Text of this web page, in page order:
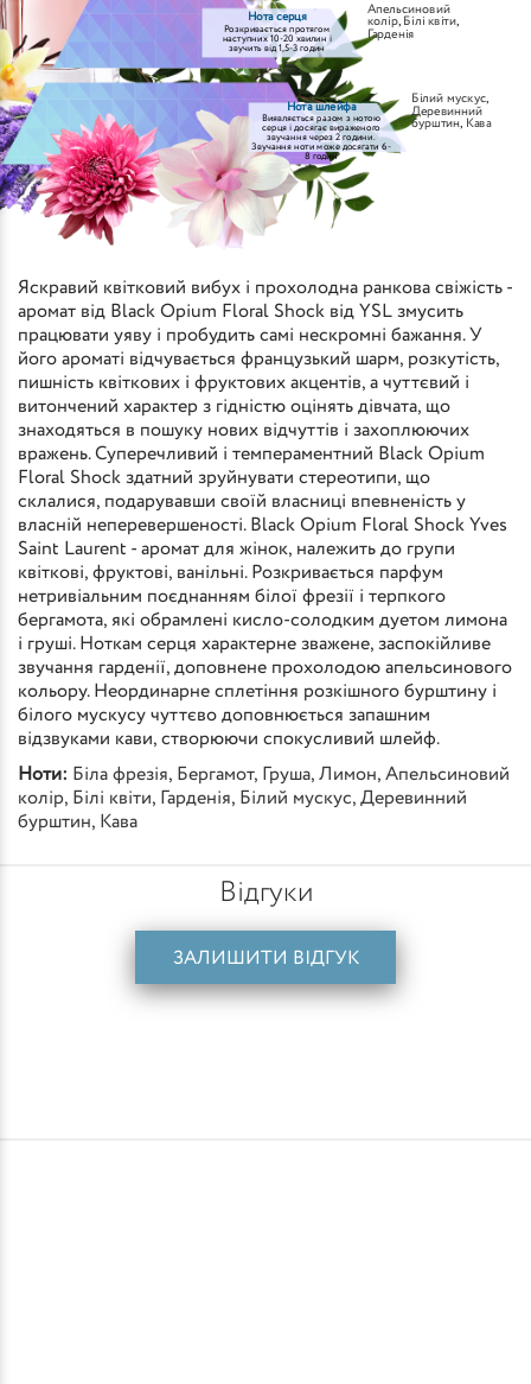
Нота серця
Розкривається протягом
наступних 10-20 хвилин і
звучить від 1,5-3 годин
Апельсиновий
колір, Білі квіти,
Гарденія
Нота шлейфа
Виявляється разом з нотою
серця і досягає вираженого
звучання через 2 години.
Звучання ноти може досягати 6-
8 годин
Білий мускус,
Деревинний
бурштин, Кава
Яскравий квітковий вибух і прохолодна ранкова свіжість -
аромат від Black Opium Floral Shock від YSL змусить
працювати уяву і пробудить самі нескромні бажання. У
його ароматі відчувається французький шарм, розкутість,
пишність квіткових і фруктових акцентів, а чуттєвий і
витончений характер з гідністю оцінять дівчата, що
знаходяться в пошуку нових відчуттів і захоплюючих
вражень. Суперечливий і темпераментний Black Opium
Floral Shock здатний зруйнувати стереотипи, що
склалися, подарувавши своїй власниці впевненість у
власній неперевершеності. Black Opium Floral Shock Yves
Saint Laurent - аромат для жінок, належить до групи
квіткові, фруктові, ванільні. Розкривається парфум
нетривіальним поєднанням білої фрезії і терпкого
бергамота, які обрамлені кисло-солодким дуетом лимона
і груші. Ноткам серця характерне зважене, заспокійливе
звучання гарденії, доповнене прохолодою апельсинового
кольору. Неординарне сплетіння розкішного бурштину і
білого мускусу чуттєво доповнюється запашним
відзвуками кави, створюючи спокусливий шлейф.
Ноти: Біла фрезія, Бергамот, Груша, Лимон, Апельсиновий
колір, Білі квіти, Гарденія, Білий мускус, Деревинний
бурштин, Кава
Відгуки
ЗАЛИШИТИ ВІДГУК